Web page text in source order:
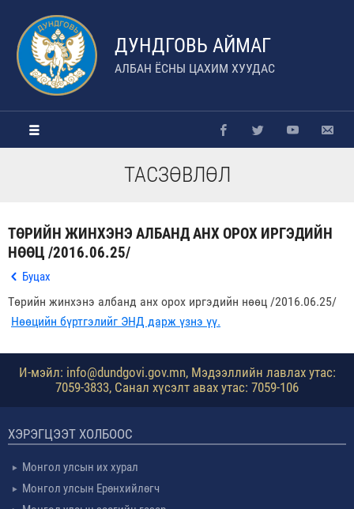
ДУНДГОВЬ АЙМАГ
АЛБАН ЁСНЫ ЦАХИМ ХУУДАС
ТАСЗӨВЛӨЛ
ТӨРИЙН ЖИНХЭНЭ АЛБАНД АНХ ОРОХ ИРГЭДИЙН
НӨӨЦ /2016.06.25/
Буцах
Төрийн жинхэнэ албанд анх орох иргэдийн нөөц /2016.06.25/
Нөөцийн бүртгэлийг ЭНД дарж үзнэ үү.
И-мэйл: info@dundgovi.gov.mn, Мэдээллийн лавлах утас:
7059-3833, Санал хүсэлт авах утас: 7059-106
ХЭРЭГЦЭЭТ ХОЛБООС
Монгол улсын их хурал
Монгол улсын Ерөнхийлөгч